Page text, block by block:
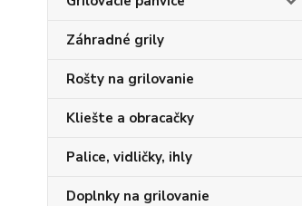
Záhradné grily
Rošty na grilovanie
Kliešte a obracačky
Palice, vidličky, ihly
Doplnky na grilovanie